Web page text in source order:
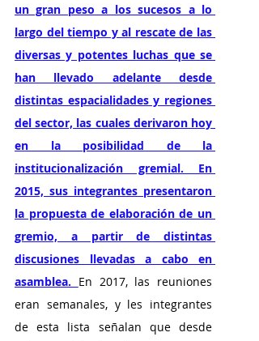
un gran peso a los sucesos a lo
largo del tiempo y al rescate de las
diversas y potentes luchas que se
han llevado adelante desde
distintas espacialidades y regiones
del sector, las cuales derivaron hoy
en la posibilidad de la
institucionalización gremial. En
2015, sus integrantes presentaron
la propuesta de elaboración de un
gremio, a partir de distintas
discusiones llevadas a cabo en
asamblea. En 2017, las reuniones
eran semanales, y les integrantes
de esta lista señalan que desde